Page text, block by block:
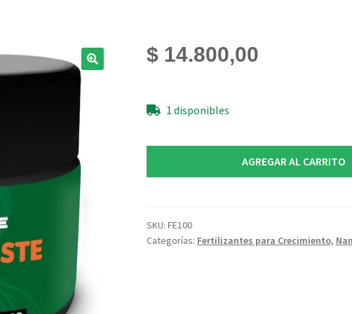
$14.800,00
1 disponibles
Enraizante
Hormona
AGREGAR AL CARRITO
SKU: FE100
Categorías: Fertilizantes para Crecimiento,